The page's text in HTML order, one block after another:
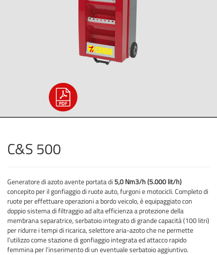
C&S 500
Generatore di azoto avente portata di 5,0 Nm3/h (5.000 lit/h)
concepito per il gonfiaggio di ruote auto, furgoni e motocicli. Completo di
ruote per effettuare operazioni a bordo veicolo, è equipaggiato con
doppio sistema di filtraggio ad alta efficienza a protezione della
membrana separatrice, serbatoio integrato di grande capacità (100 litri)
per ridurre i tempi di ricarica, selettore aria-azoto che ne permette
l’utilizzo come stazione di gonfiaggio integrata ed attacco rapido
femmina per l’inserimento di un eventuale serbatoio aggiuntivo.